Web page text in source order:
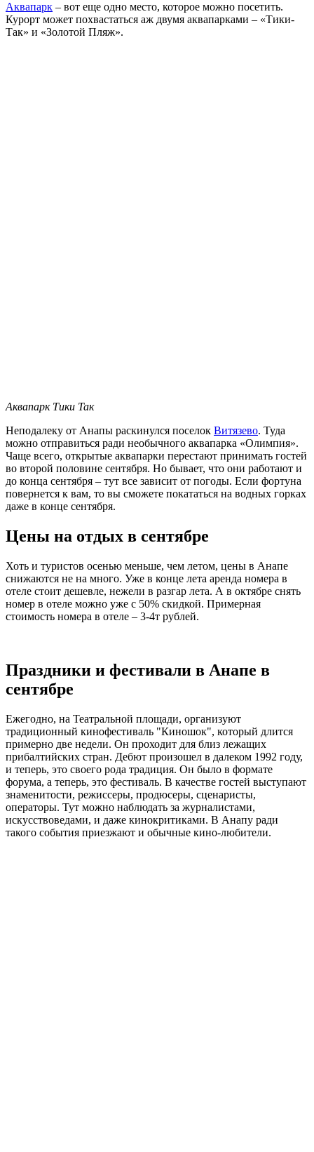
Аквапарк – вот еще одно место, которое можно посетить.
Курорт может похвастаться аж двумя аквапарками – «Тики-
Так» и «Золотой Пляж».
Аквапарк Тики Так
Неподалеку от Анапы раскинулся поселок Витязево. Туда
можно отправиться ради необычного аквапарка «Олимпия».
Чаще всего, открытые аквапарки перестают принимать гостей
во второй половине сентября. Но бывает, что они работают и
до конца сентября – тут все зависит от погоды. Если фортуна
повернется к вам, то вы сможете покататься на водных горках
даже в конце сентября.
Цены на отдых в сентябре
Хоть и туристов осенью меньше, чем летом, цены в Анапе
снижаются не на много. Уже в конце лета аренда номера в
отеле стоит дешевле, нежели в разгар лета. А в октябре снять
номер в отеле можно уже с 50% скидкой. Примерная
стоимость номера в отеле – 3-4т рублей.
Праздники и фестивали в Анапе в
сентябре
Ежегодно, на Театральной площади, организуют
традиционный кинофестиваль "Киношок", который длится
примерно две недели. Он проходит для близ лежащих
прибалтийских стран. Дебют произошел в далеком 1992 году,
и теперь, это своего рода традиция. Он было в формате
форума, а теперь, это фестиваль. В качестве гостей выступают
знаменитости, режиссеры, продюсеры, сценаристы,
операторы. Тут можно наблюдать за журналистами,
искусствоведами, и даже кинокритиками. В Анапу ради
такого события приезжают и обычные кино-любители.